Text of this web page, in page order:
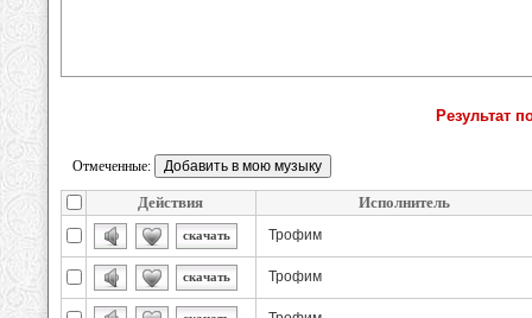
Результат
Отмеченные:
Действия Исполнитель
скачать Трофим
скачать Трофим